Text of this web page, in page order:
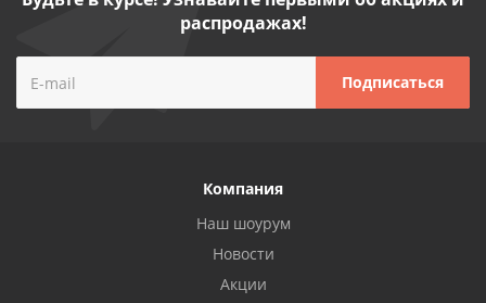
распродажах!
Компания
Наш шоурум
Новости
Акции